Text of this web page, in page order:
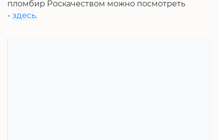
пломбир Роскачеством можно посмотреть
- здесь.